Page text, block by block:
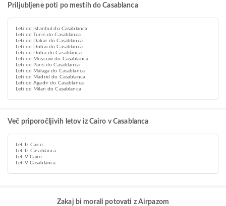
Priljubljene poti po mestih do Casablanca
Leti od Istanbul do Casablanca
Leti od Tunis do Casablanca
Leti od Dakar do Casablanca
Leti od Dubai do Casablanca
Leti od Doha do Casablanca
Leti od Moscow do Casablanca
Leti od Paris do Casablanca
Leti od Málaga do Casablanca
Leti od Madrid do Casablanca
Leti od Agadir do Casablanca
Leti od Milan do Casablanca
Več priporočljivih letov iz Cairo v Casablanca
Let Iz Cairo
Let Iz Casablanca
Let V Cairo
Let V Casablanca
Zakaj bi morali potovati z Airpazom